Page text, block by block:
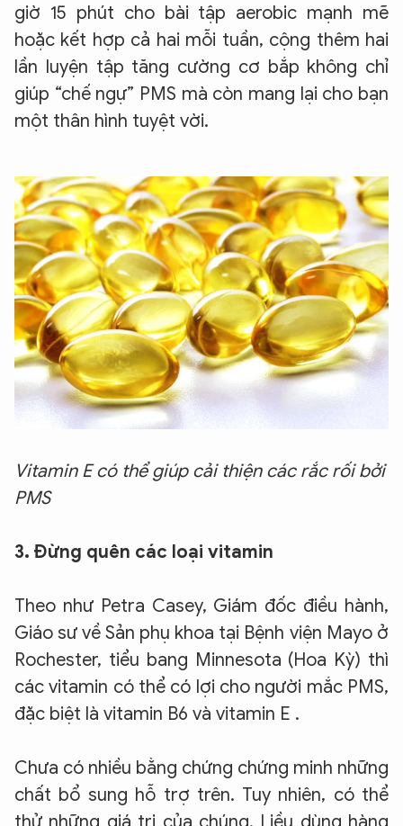
giờ 15 phút cho bài tập aerobic mạnh mẽ
hoặc kết hợp cả hai mỗi tuần, cộng thêm hai
lần luyện tập tăng cường cơ bắp không chỉ
giúp “chế ngự” PMS mà còn mang lại cho bạn
một thân hình tuyệt vời.
Vitamin E có thể giúp cải thiện các rắc rối bởi
PMS
3. Đừng quên các loại vitamin
Theo như Petra Casey, Giám đốc điều hành,
Giáo sư về Sản phụ khoa tại Bệnh viện Mayo ở
Rochester, tiểu bang Minnesota (Hoa Kỳ) thì
các vitamin có thể có lợi cho người mắc PMS,
đặc biệt là vitamin B6 và vitamin E .
Chưa có nhiều bằng chứng chứng minh những
chất bổ sung hỗ trợ trên. Tuy nhiên, có thể